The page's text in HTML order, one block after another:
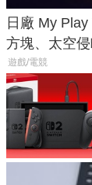
日廠 My
方塊、太空
遊戲/電競